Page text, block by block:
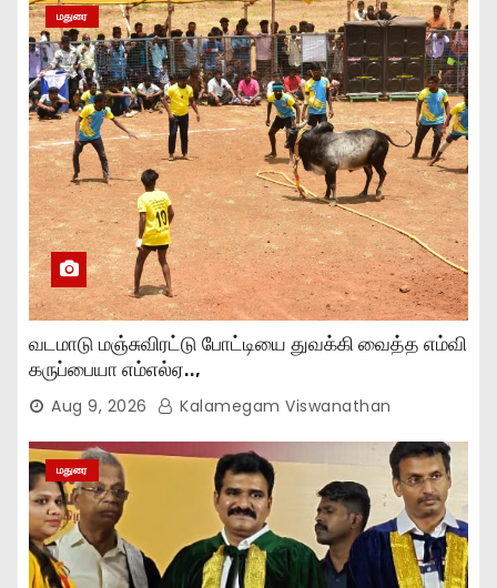
மதுரை
வடமாடு மஞ்சுவிரட்டு போட்டியை துவக்கி வைத்த எம்வி
கருப்பையா எம்எல்ஏ..,
Aug 9, 2026 Kalamegam Viswanathan
மதுரை